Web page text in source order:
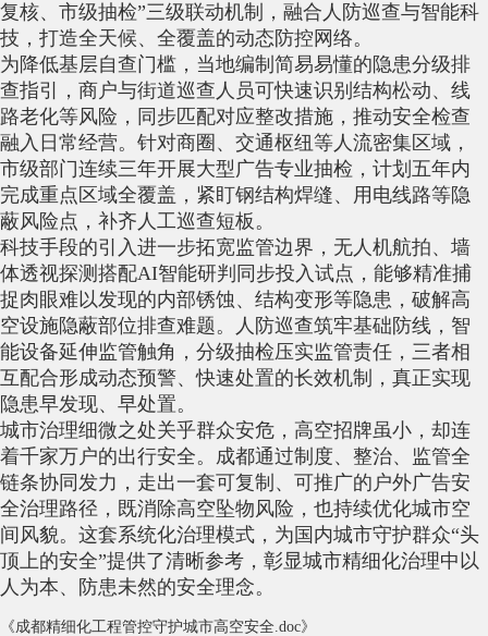
复核、市级抽检”三级联动机制，融合人防巡查与智能科
技，打造全天候、全覆盖的动态防控网络。
为降低基层自查门槛，当地编制简易易懂的隐患分级排
查指引，商户与街道巡查人员可快速识别结构松动、线
路老化等风险，同步匹配对应整改措施，推动安全检查
融入日常经营。针对商圈、交通枢纽等人流密集区域，
市级部门连续三年开展大型广告专业抽检，计划五年内
完成重点区域全覆盖，紧盯钢结构焊缝、用电线路等隐
蔽风险点，补齐人工巡查短板。
科技手段的引入进一步拓宽监管边界，无人机航拍、墙
体透视探测搭配AI智能研判同步投入试点，能够精准捕
捉肉眼难以发现的内部锈蚀、结构变形等隐患，破解高
空设施隐蔽部位排查难题。人防巡查筑牢基础防线，智
能设备延伸监管触角，分级抽检压实监管责任，三者相
互配合形成动态预警、快速处置的长效机制，真正实现
隐患早发现、早处置。
城市治理细微之处关乎群众安危，高空招牌虽小，却连
着千家万户的出行安全。成都通过制度、整治、监管全
链条协同发力，走出一套可复制、可推广的户外广告安
全治理路径，既消除高空坠物风险，也持续优化城市空
间风貌。这套系统化治理模式，为国内城市守护群众“头
顶上的安全”提供了清晰参考，彰显城市精细化治理中以
人为本、防患未然的安全理念。
《成都精细化工程管控守护城市高空安全.doc》